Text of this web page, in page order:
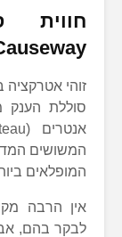
זוהי
סוללת הענק
המשושים
המופלאים
לבקר בהם,